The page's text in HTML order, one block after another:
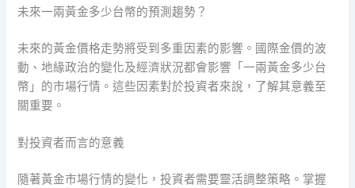
未來一兩黃金多少台幣的預測趨勢？
未來的黃金價格走勢將受到多重因素的影響。國際金價的波
動、地緣政治的變化及經濟狀況都會影響「一兩黃金多少台
幣」的市場行情。這些因素對於投資者來說，了解其意義至
關重要。
對投資者而言的意義
隨著黃金市場行情的變化，投資者需要靈活調整策略。掌握